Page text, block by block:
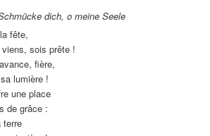
dich, o meine Seele
fête,
sois prête !
fière,
lumière !
une place
de grâce :